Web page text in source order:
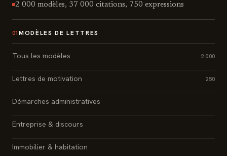
2 000 modèles, 37 000 citations, 750 expressions
01 MODÈLES DE LETTRES
Tous les modèles 2 000
Lettres de motivation 250
Démarches administratives
Entreprise & discours
Immobilier & habitation